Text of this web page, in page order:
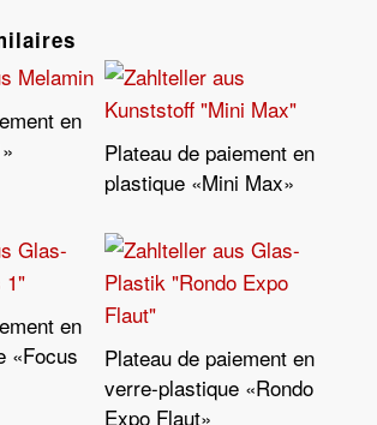
en
Lire La Suite
Plateau de paiement en
plastique «Mini Max»
en
«Focus
Lire La Suite
Plateau de paiement en
verre-plastique «Rondo
Expo Flaut»